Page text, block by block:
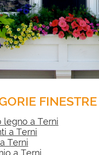
FINESTRE
legno a Terni
a Terni
Terni
a Terni